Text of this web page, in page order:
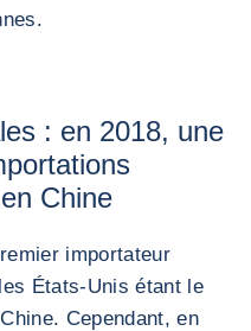
: en 2018, une
Chine
importateur
États-Unis étant le
Cependant, en